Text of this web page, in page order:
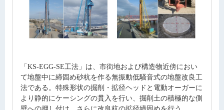
「KS-EGG-SE工法」は、市街地および構造物近傍におい
て地盤中に締固め砂杭を作る無振動低騒音式の地盤改良工
法である。特殊形状の掘削・拡径ヘッドと電動オーガーに
より静的にケーシングの貫入を行い、掘削土の積極的な側